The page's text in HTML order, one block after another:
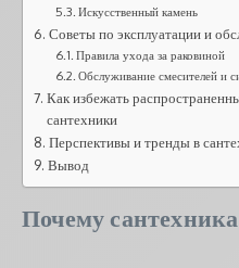
Искусственный камень
Советы по эксплуатации и
Правила ухода за раковиной
Обслуживание смесителей и
Как избежать
сантехники
Перспективы и тренды в
Вывод
Почему